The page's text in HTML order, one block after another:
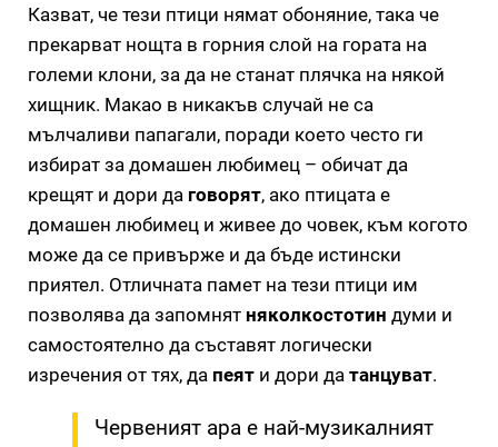
Казват, че тези птици нямат обоняние, така че
прекарват нощта в горния слой на гората на
големи клони, за да не станат плячка на някой
хищник. Макао в никакъв случай не са
мълчаливи папагали, поради което често ги
избират за домашен любимец – обичат да
крещят и дори да говорят, ако птицата е
домашен любимец и живее до човек, към когото
може да се привърже и да бъде истински
приятел. Отличната памет на тези птици им
позволява да запомнят няколкостотин думи и
самостоятелно да съставят логически
изречения от тях, да пеят и дори да танцуват.
Червеният ара е най-музикалният